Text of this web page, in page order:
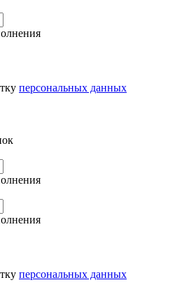
персональных данных
персональных данных